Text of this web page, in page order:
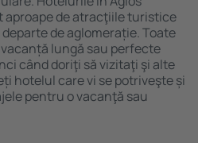
aproape de atracţiile turistice
de aglomerație. Toate
lungă sau perfecte
când doriţi să vizitaţi şi alte
hotelul care vi se potriveşte și
pentru o vacanţă sau